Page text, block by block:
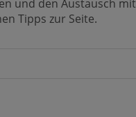
und den Austausch mit
Tipps zur Seite.